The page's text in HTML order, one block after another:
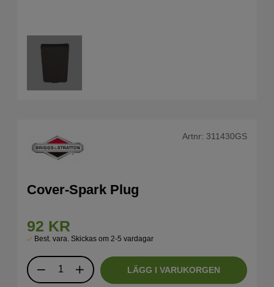
Artnr: 311430GS
Cover-Spark Plug
92 KR
Best. vara. Skickas om 2-5 vardagar
LÄGG I VARUKORGEN